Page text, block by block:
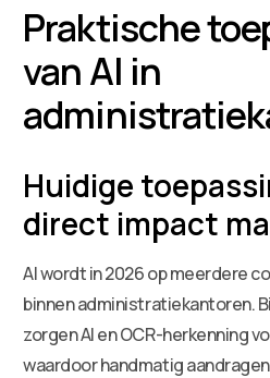
Praktische
van AI in
Huidige
direct impact
AI wordt in 2026 op meerdere
binnen administratiekantoren.
zorgen AI en OCR-herkenning
waardoor handmatig